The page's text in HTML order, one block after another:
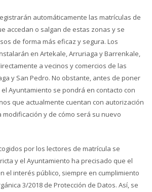
automáticamente las matrículas de
accedan o salgan de estas zonas y se
de forma más eficaz y segura. Los
en Artekale, Arruriaga y Barrenkale,
a vecinos y comercios de las
y San Pedro. No obstante, antes de poner
Ayuntamiento se pondrá en contacto con
que actualmente cuentan con autorización
y de cómo será su nuevo
por los lectores de matrícula se
y el Ayuntamiento ha precisado que el
el interés público, siempre en cumplimiento
3/2018 de Protección de Datos. Así, se